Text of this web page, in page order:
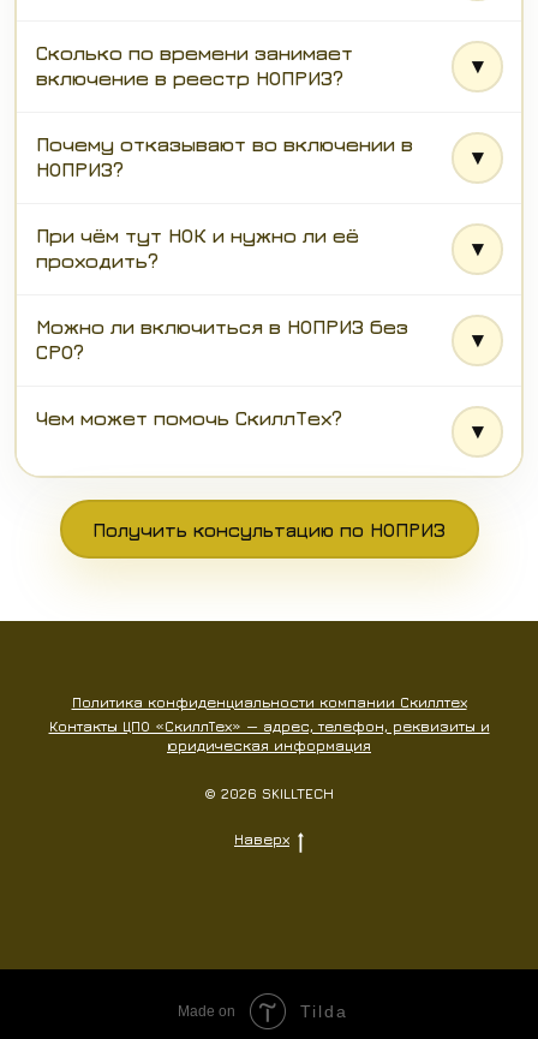
Сколько по времени занимает
включение в реестр НОПРИЗ?
Почему отказывают во включении в
НОПРИЗ?
При чём тут НОК и нужно ли её
проходить?
Можно ли включиться в НОПРИЗ без
СРО?
Чем может помочь СкиллТех?
Получить консультацию по НОПРИЗ
Политика конфиденциальности компании Скиллтех
Контакты ЦПО «СкиллТех» — адрес, телефон, реквизиты и
юридическая информация
© 2026 SKILLTECH
Наверх
Made on Tilda